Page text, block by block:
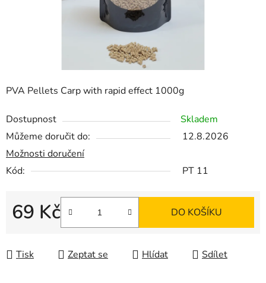
PVA Pellets Carp with rapid effect 1000g
Dostupnost
Skladem
Můžeme doručit do:
12.8.2026
Možnosti doručení
Kód:
PT 11
69 Kč
Měrná cena:
DO KOŠÍKU
Tisk Zeptat se Hlídat Sdílet